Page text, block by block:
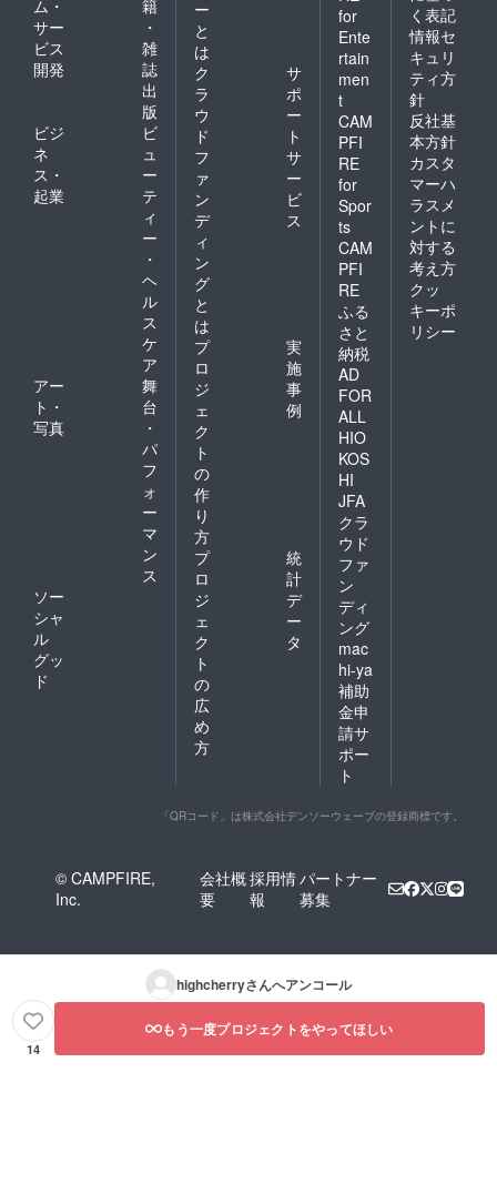
ム・
サー
ビス
開発
籍
・
雑
誌
出
版
ビジ
ネ
ス・
起業
ビ
ュ
ー
テ
ィ
ー
・
ヘ
ル
ス
ケ
ア
アー
ト・
写真
舞
台
・
パ
フ
ォ
ー
マ
ン
ス
ソー
シャ
ル
グッ
ド
ー
と
は
ク
ラ
ウ
ド
フ
ァ
ン
デ
ィ
ン
グ
と
は
サ
ポ
ー
ト
サ
ー
ビ
ス
プ
ロ
ジ
ェ
ク
ト
の
作
り
方
実
施
事
例
プ
ロ
ジ
ェ
ク
ト
の
広
め
方
統
計
デ
ー
タ
for
Ente
rtain
men
t
CAM
PFI
RE
for
Spor
ts
CAM
PFI
RE
ふる
さと
納税
AD
FOR
ALL
HIO
KOS
HI
JFA
クラ
ウド
ファ
ン
ディ
ング
mac
hi-ya
補助
金申
請サ
ポー
ト
く表記
情報セ
キュリ
ティ方
針
反社基
本方針
カスタ
マーハ
ラスメ
ントに
対する
考え方
クッ
キーポ
リシー
「QRコード」は株式会社デンソーウェーブの登録商標です。
© CAMPFIRE,
Inc.
会社概
要
採用情
報
パートナー
募集
highcherryさんへアンコール
14
もう一度プロジェクトをやってほしい